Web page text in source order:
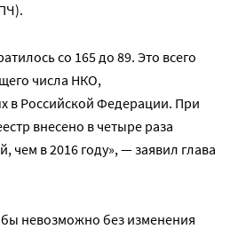
со 165 до 89. Это всего
числа НКО,
в Российской Федерации. При
внесено в четыре раза
чем в 2016 году», — заявил глава
невозможно без изменения